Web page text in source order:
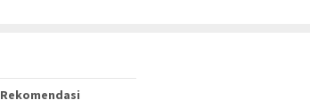
Rekomendasi